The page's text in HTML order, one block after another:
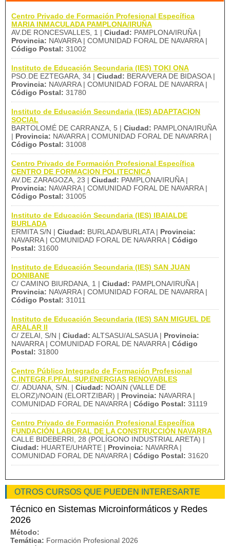
Centro Privado de Formación Profesional Específica
MARIA INMACULADA PAMPLONA/IRUÑA
AV.DE RONCESVALLES, 1 | Ciudad: PAMPLONA/IRUÑA |
Provincia: NAVARRA | COMUNIDAD FORAL DE NAVARRA |
Código Postal: 31002
Instituto de Educación Secundaria (IES) TOKI ONA
PSO.DE EZTEGARA, 34 | Ciudad: BERA/VERA DE BIDASOA |
Provincia: NAVARRA | COMUNIDAD FORAL DE NAVARRA |
Código Postal: 31780
Instituto de Educación Secundaria (IES) ADAPTACION
SOCIAL
BARTOLOMÉ DE CARRANZA, 5 | Ciudad: PAMPLONA/IRUÑA
| Provincia: NAVARRA | COMUNIDAD FORAL DE NAVARRA |
Código Postal: 31008
Centro Privado de Formación Profesional Específica
CENTRO DE FORMACION POLITECNICA
AV.DE ZARAGOZA, 23 | Ciudad: PAMPLONA/IRUÑA |
Provincia: NAVARRA | COMUNIDAD FORAL DE NAVARRA |
Código Postal: 31005
Instituto de Educación Secundaria (IES) IBAIALDE
BURLADA
ERMITA S/N | Ciudad: BURLADA/BURLATA | Provincia:
NAVARRA | COMUNIDAD FORAL DE NAVARRA | Código
Postal: 31600
Instituto de Educación Secundaria (IES) SAN JUAN
DONIBANE
C/ CAMINO BIURDANA, 1 | Ciudad: PAMPLONA/IRUÑA |
Provincia: NAVARRA | COMUNIDAD FORAL DE NAVARRA |
Código Postal: 31011
Instituto de Educación Secundaria (IES) SAN MIGUEL DE
ARALAR II
C/ ZELAI, S/N | Ciudad: ALTSASU/ALSASUA | Provincia:
NAVARRA | COMUNIDAD FORAL DE NAVARRA | Código
Postal: 31800
Centro Público Integrado de Formación Profesional
C.INTEGR.F.PFAL.SUP.ENERGIAS RENOVABLES
C/. ADUANA, S/N. | Ciudad: NOAIN (VALLE DE
ELORZ)/NOAIN (ELORTZIBAR) | Provincia: NAVARRA |
COMUNIDAD FORAL DE NAVARRA | Código Postal: 31119
Centro Privado de Formación Profesional Específica
FUNDACIÓN LABORAL DE LA CONSTRUCCIÓN NAVARRA
CALLE BIDEBERRI, 28 (POLÍGONO INDUSTRIAL ARETA) |
Ciudad: HUARTE/UHARTE | Provincia: NAVARRA |
COMUNIDAD FORAL DE NAVARRA | Código Postal: 31620
OTROS CURSOS QUE PUEDEN INTERESARTE
Técnico en Sistemas Microinformáticos y Redes
2026
Método:
Temática: Formación Profesional 2026